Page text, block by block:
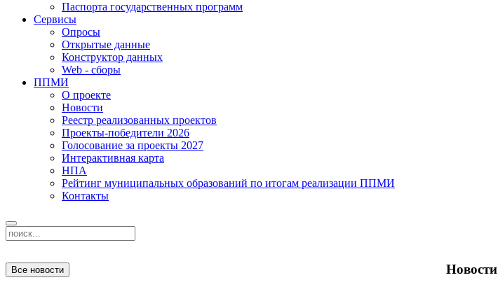
Паспорта государственных программ
Сервисы
Опросы
Открытые данные
Конструктор данных
Web - сборы
ППМИ
О проекте
Новости
Реестр реализованных проектов
Проекты-победители 2026
Голосование за проекты 2027
Интерактивная карта
НПА
Рейтинг муниципальных образований по итогам реализации ППМИ
Контакты
Новости
Все новости